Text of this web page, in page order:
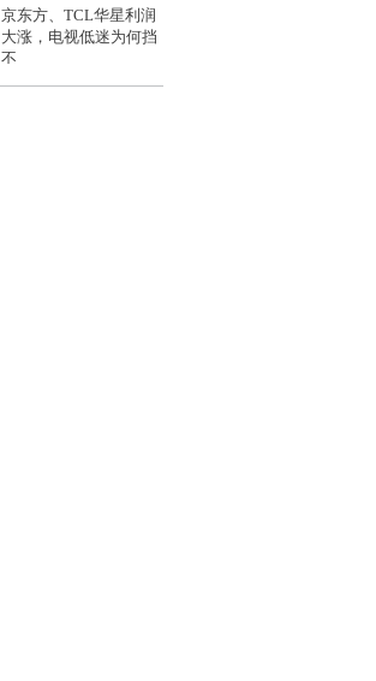
京东方、TCL华星利润
大涨，电视低迷为何挡
不